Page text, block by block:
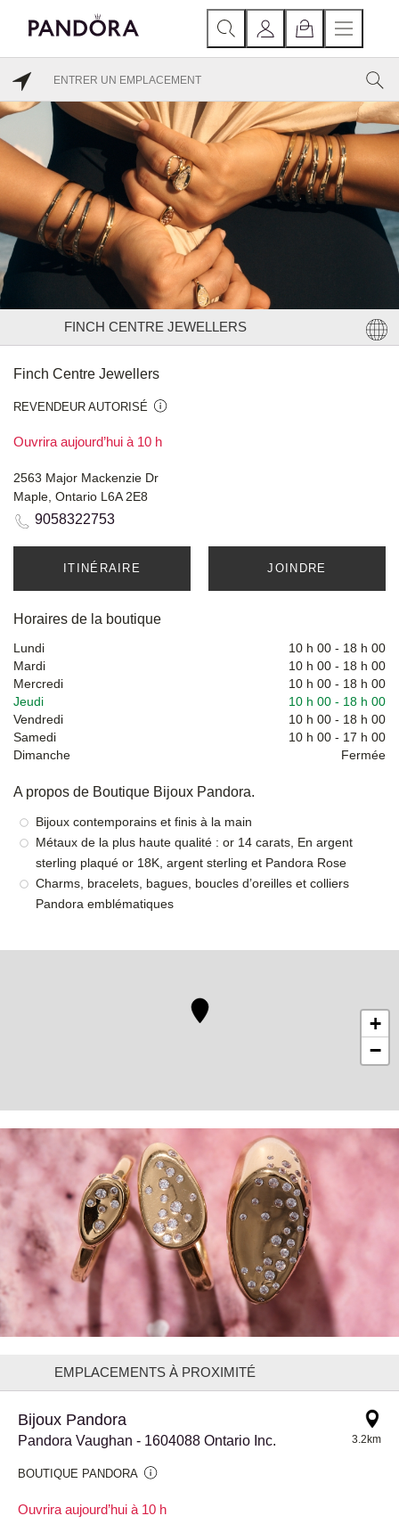
FINCH CENTRE JEWELLERS
Finch Centre Jewellers
REVENDEUR AUTORISÉ
Ouvrira aujourd’hui à 10 h
2563 Major Mackenzie Dr
Maple, Ontario L6A 2E8
9058322753
ITINÉRAIRE JOINDRE
Horaires de la boutique
Lundi 10 h 00 - 18 h 00
Mardi
10 h 00 - 18 h 00
Mercredi
10 h 00 - 18 h 00
Jeudi
10 h 00 - 18 h 00
Vendredi
10 h 00 - 18 h 00
Samedi
10 h 00 - 17 h 00
Dimanche
Fermée
A propos de Boutique Bijoux Pandora.
Bijoux contemporains et finis à la main
Métaux de la plus haute qualité : or 14 carats, En argent
sterling plaqué or 18K, argent sterling et Pandora Rose
Charms, bracelets, bagues, boucles d’oreilles et colliers
Pandora emblématiques
+
−
EMPLACEMENTS À PROXIMITÉ
Bijoux Pandora
Pandora Vaughan - 1604088 Ontario Inc.
BOUTIQUE PANDORA
Ouvrira aujourd’hui à 10 h
3.2km